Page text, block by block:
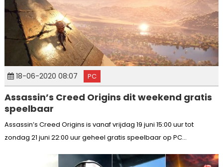
18-06-2020 08:07 PC
Assassin’s Creed Origins dit weekend gratis
speelbaar
Assassin’s Creed Origins is vanaf vrijdag 19 juni 15:00 uur tot
zondag 21 juni 22:00 uur geheel gratis speelbaar op PC...